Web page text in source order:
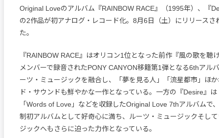
Original Loveのアルバム『RAINBOW RACE』（1995年）、『
の2作品が初アナログ・レコード化。8月6日（土）にリリースさ
た。
『RAINBOW RACE』はオリコン1位となった前作『風の歌を聴
メンバーで録音されたPONY CANYON移籍第1弾となる6thアル
ーツ・ミュージックを融合し、「夢を見る人」「流星都市」ほ
ド・サウンドも鮮やかな一作となっている。一方の『Desire』
「Words of Love」などを収録したOriginal Love 7thアルバムで
制初アルバムとして好奇心に満ち、ルーツ・ミュージックそし
ジックへもさらに迫った力作となっている。